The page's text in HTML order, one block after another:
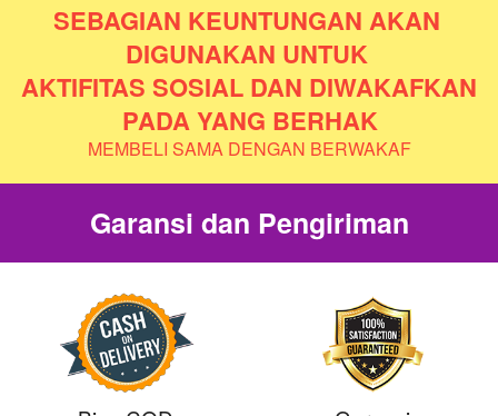
SEBAGIAN KEUNTUNGAN AKAN
DIGUNAKAN UNTUK
AKTIFITAS SOSIAL DAN DIWAKAFKAN
PADA YANG BERHAK
MEMBELI SAMA DENGAN BERWAKAF
Garansi dan Pengiriman